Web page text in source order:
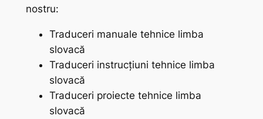
nostru:
Traduceri manuale tehnice limba
slovacă
Traduceri instrucțiuni tehnice limba
slovacă
Traduceri proiecte tehnice limba
slovacă